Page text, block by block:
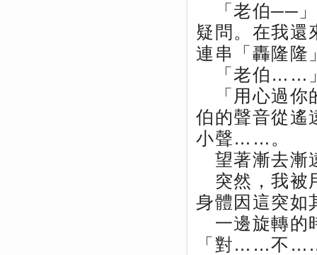
「老伯──」
疑問。在我還
連串「轟隆隆
「老伯……
「用心過你
伯的聲音從遙
小聲……。
望著漸去漸
突然，我被
身體因這突
一邊旋轉的
「對……不